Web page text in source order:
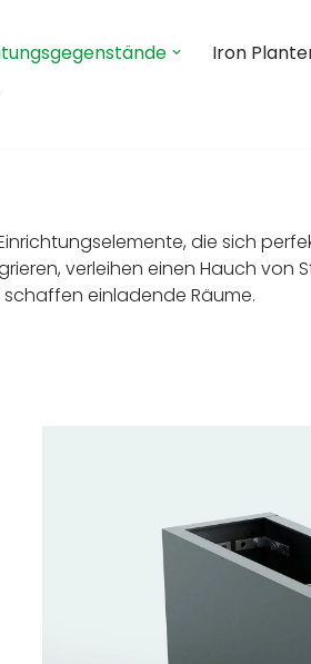
Iron
die sich
verleihen einen Hauch von
einladende Räume.